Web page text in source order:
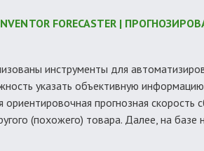
FORECASTER |
инструменты для
указать объективную
ориентировочная прогнозная
(похожего) товара. Далее, на